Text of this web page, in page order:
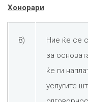
Хонорари
8)
Ние ќе се
за
ќе ги
услугите